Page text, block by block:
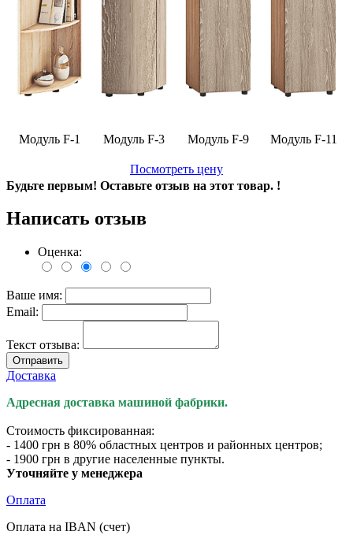
Модуль F-1 Модуль F-3 Модуль F-9 Модуль F-11
Посмотреть цену
Будьте первым! Оставьте отзыв на этот товар. !
Написать отзыв
Оценка:
Ваше имя:
Email:
Текст отзыва:
Отправить
Доставка
Адресная доставка машиной фабрики.
Стоимость фиксированная:
- 1400 грн в 80% областных центров и районных центров;
- 1900 грн в другие населенные пункты.
Уточняйте у менеджера
Оплата
Оплата на IBAN (счет)